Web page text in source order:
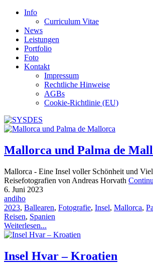
Info
Curriculum Vitae
News
Leistungen
Portfolio
Foto
Kontakt
Impressum
Rechtliche Hinweise
AGBs
Cookie-Richtlinie (EU)
Mallorca und Palma de
Mallorca - Eine Insel voller Schönheit und
Reisefotografien von Andreas Horvath
6. Juni 2023
andiho
2023, Ballearen, Fotografie, Insel, Mallorca,
Reisen, Spanien
Weiterlesen...
Insel Hvar – Kroatien